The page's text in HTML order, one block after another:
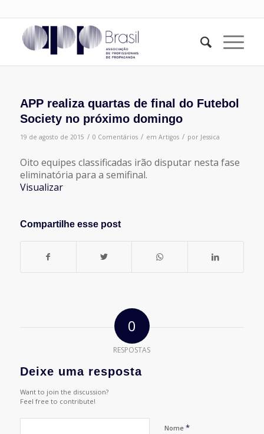
APP realiza quartas de final do Futebol
Society no próximo domingo
19 de agosto de 2015 / 0 Comentários / em Artigos / por Jessica
Oito equipes classificadas irão disputar nesta fase
eliminatória para a semifinal.
Visualizar
Compartilhe esse post
0
RESPOSTAS
Deixe uma resposta
Want to join the discussion?
Feel free to contribute!
Nome *